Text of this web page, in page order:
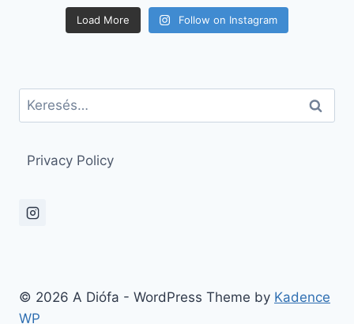
Load More Follow on Instagram
Keresés:
Privacy Policy
© 2026 A Diófa - WordPress Theme by Kadence
WP